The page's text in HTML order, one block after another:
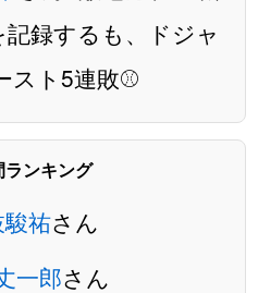
録するも、ドジャ
スト5連敗⚾️
ンキング
祐さん
一郎さん